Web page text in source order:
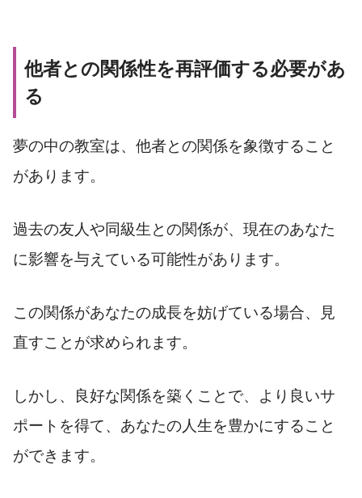
他者との関係性を再評価する必要があ
る
夢の中の教室は、他者との関係を象徴すること
があります。
過去の友人や同級生との関係が、現在のあなた
に影響を与えている可能性があります。
この関係があなたの成長を妨げている場合、見
直すことが求められます。
しかし、良好な関係を築くことで、より良いサ
ポートを得て、あなたの人生を豊かにすること
ができます。